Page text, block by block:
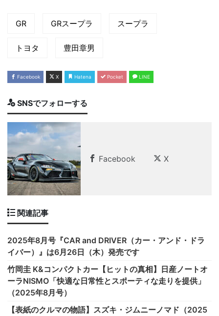
GR GRスープラ スープラ
トヨタ 豊田章男
Facebook X Hatena Pocket LINE
SNSでフォローする
Facebook X
関連記事
2025年8月号『CAR and DRIVER（カー・アンド・ドラ
イバー）』は6月26日（木）発売です
竹岡圭 K&コンパクトカー【ヒットの真相】日産ノートオ
ーラNISMO「快適な日常性とスポーティな走りを提供」
（2025年8月号）
【表紙のクルマの物語】スズキ・ジムニーノマド（2025